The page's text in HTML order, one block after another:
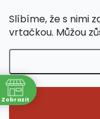
Slíbíme, že s nimi
vrtačkou. Můžou
Polední přestávka
Běží na
Copyright 2026Jipos.cz.
Zobrazit